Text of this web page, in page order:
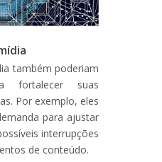
também poderiam
suas
Por exemplo, eles
para ajustar
interrupções
de conteúdo.